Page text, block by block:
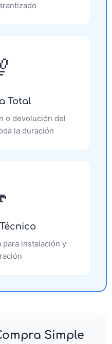
Total
o devolución del
la duración
instalación y
Simple